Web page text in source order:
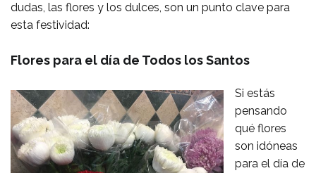
dudas, las flores y los dulces, son un punto clave para
esta festividad:
Flores para el día de Todos los Santos
Si estás
pensando
qué flores
son idóneas
para el día de